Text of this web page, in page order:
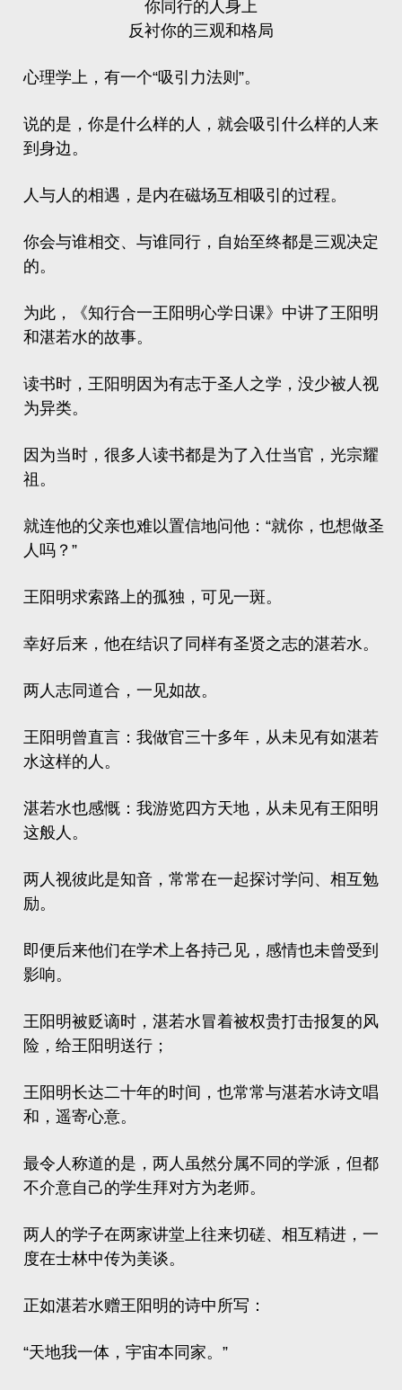
你同行的人身上
反衬你的三观和格局
心理学上，有一个“吸引力法则”。
说的是，你是什么样的人，就会吸引什么样的人来
到身边。
人与人的相遇，是内在磁场互相吸引的过程。
你会与谁相交、与谁同行，自始至终都是三观决定
的。
为此，《知行合一王阳明心学日课》中讲了王阳明
和湛若水的故事。
读书时，王阳明因为有志于圣人之学，没少被人视
为异类。
因为当时，很多人读书都是为了入仕当官，光宗耀
祖。
就连他的父亲也难以置信地问他：“就你，也想做圣
人吗？”
王阳明求索路上的孤独，可见一斑。
幸好后来，他在结识了同样有圣贤之志的湛若水。
两人志同道合，一见如故。
王阳明曾直言：我做官三十多年，从未见有如湛若
水这样的人。
湛若水也感慨：我游览四方天地，从未见有王阳明
这般人。
两人视彼此是知音，常常在一起探讨学问、相互勉
励。
即便后来他们在学术上各持己见，感情也未曾受到
影响。
王阳明被贬谪时，湛若水冒着被权贵打击报复的风
险，给王阳明送行；
王阳明长达二十年的时间，也常常与湛若水‌诗文唱
和，遥寄心意。‌‌
最令人称道的是，两人虽然分属不同的学派，但都
不介意自己的学生拜对方为老师。
两人的学子在两家讲堂上往来切磋、相互精进，一
度在士林中传为美谈。
正如湛若水赠王阳明的诗中所写：
“天地我一体，宇宙本同家。”